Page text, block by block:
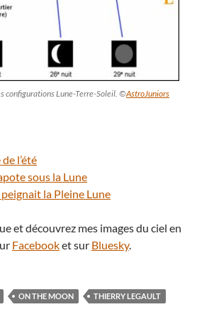
configurations Lune-Terre-Soleil. ©AstroJuniors
l’été
sous la Lune
la Pleine Lune
et découvrez mes images du ciel en
Facebooket sur Bluesky.
ON THE MOON THIERRY LEGAULT